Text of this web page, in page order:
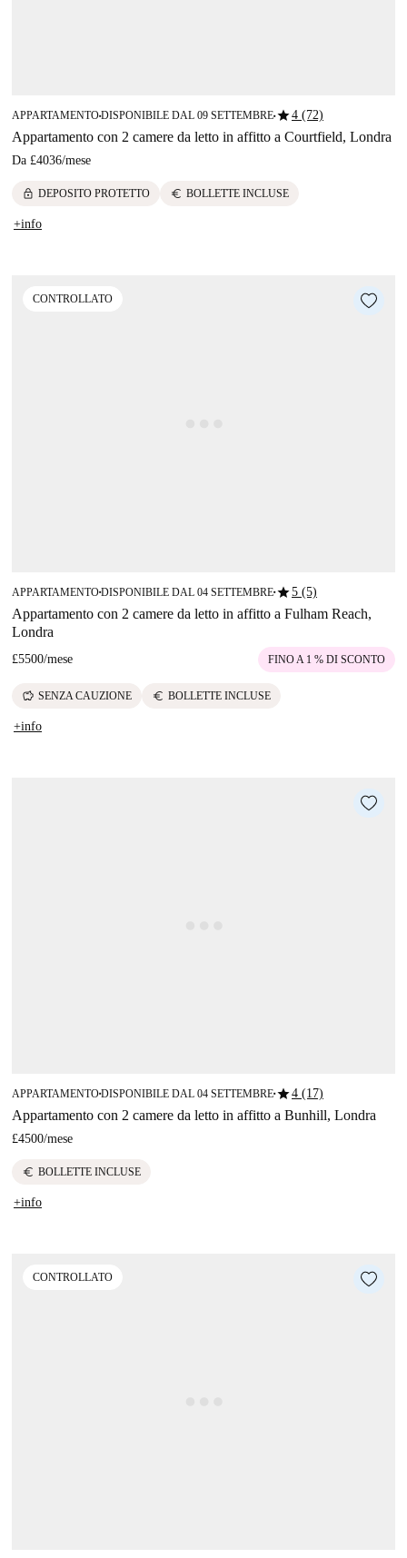
APPARTAMENTO■DISPONIBILE DAL 09 SETTEMBRE■star4 (72)
Appartamento con 2 camere da letto in affitto a Courtfield, Londra
Da £4036/mese
lock DEPOSITO PROTETTO euro BOLLETTE INCLUSE
+info
CONTROLLATO
APPARTAMENTO■DISPONIBILE DAL 04 SETTEMBRE■star5 (5)
Appartamento con 2 camere da letto in affitto a Fulham Reach,
Londra
£5500/mese FINO A 1 % DI SCONTO
savings SENZA CAUZIONE euro BOLLETTE INCLUSE
+info
APPARTAMENTO■DISPONIBILE DAL 04 SETTEMBRE■star4 (17)
Appartamento con 2 camere da letto in affitto a Bunhill, Londra
£4500/mese
euro BOLLETTE INCLUSE
+info
CONTROLLATO